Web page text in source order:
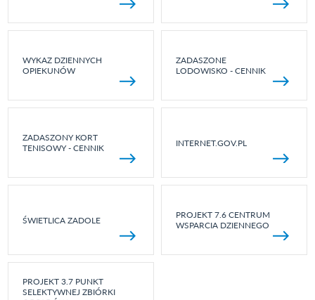
WYKAZ DZIENNYCH
OPIEKUNÓW
ZADASZONE
LODOWISKO - CENNIK
ZADASZONY KORT
TENISOWY - CENNIK
INTERNET.GOV.PL
ŚWIETLICA ZADOLE
PROJEKT 7.6 CENTRUM
WSPARCIA DZIENNEGO
PROJEKT 3.7 PUNKT
SELEKTYWNEJ ZBIÓRKI